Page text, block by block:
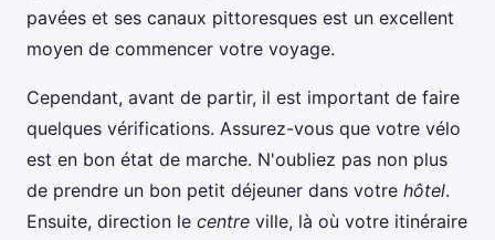
pavées et ses canaux pittoresques est un excellent
moyen de commencer votre voyage.
Cependant, avant de partir, il est important de faire
quelques vérifications. Assurez-vous que votre vélo
est en bon état de marche. N'oubliez pas non plus
de prendre un bon petit déjeuner dans votre hôtel.
Ensuite, direction le centre ville, là où votre itinéraire